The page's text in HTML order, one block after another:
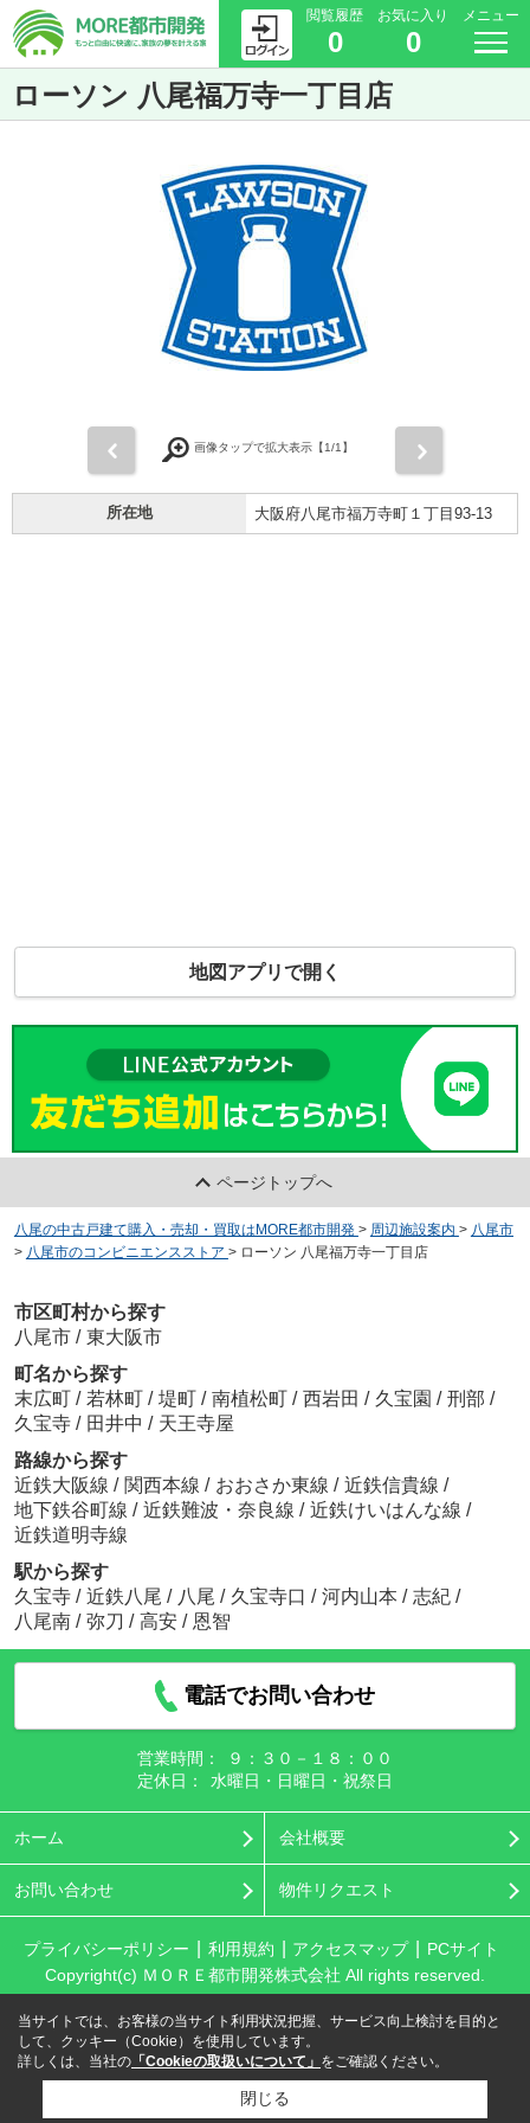
閲覧履歴
0
お気に入り
0
メニュー
ローソン 八尾福万寺一丁目店
画像タップで拡大表示【1/1】
所在地 大阪府八尾市福万寺町１丁目93-13
地図アプリで開く
ページトップへ
八尾の中古戸建て購入・売却・買取はMORE都市開発 > 周辺施設案内 > 八尾市
> 八尾市のコンビニエンスストア > ローソン 八尾福万寺一丁目店
市区町村から探す
八尾市 / 東大阪市
町名から探す
末広町 / 若林町 / 堤町 / 南植松町 / 西岩田 / 久宝園 / 刑部 /
久宝寺 / 田井中 / 天王寺屋
路線から探す
近鉄大阪線 / 関西本線 / おおさか東線 / 近鉄信貴線 /
地下鉄谷町線 / 近鉄難波・奈良線 / 近鉄けいはんな線 /
近鉄道明寺線
駅から探す
久宝寺 / 近鉄八尾 / 八尾 / 久宝寺口 / 河内山本 / 志紀 /
八尾南 / 弥刀 / 高安 / 恩智
電話でお問い合わせ
営業時間：
９：３０－１８：００
定休日：
水曜日・日曜日・祝祭日
ホーム 会社概要
お問い合わせ 物件リクエスト
プライバシーポリシー 利用規約 アクセスマップ
PCサイト
Copyright(c) ＭＯＲＥ都市開発株式会社 All rights reserved.
当サイトでは、お客様の当サイト利用状況把握、サービス向上検討を目的と
して、クッキー（Cookie）を使用しています。
詳しくは、当社の 「Cookieの取扱いについて」 をご確認ください。
閉じる